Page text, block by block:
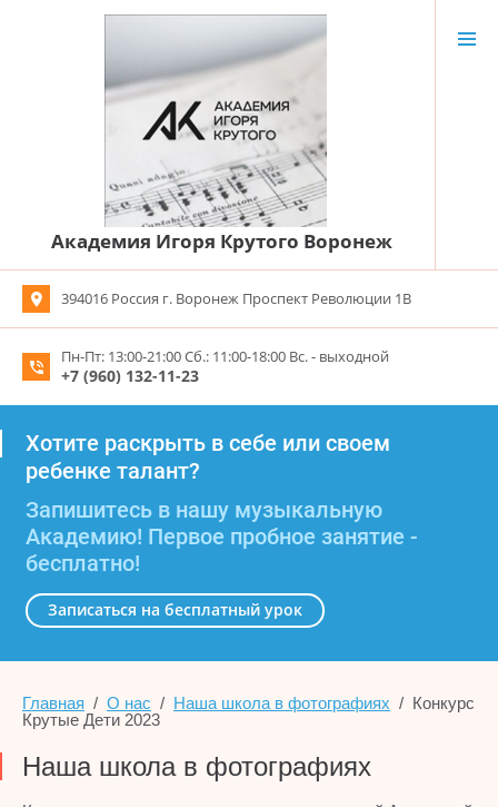
Академия Игоря Крутого Воронеж
394016 Россия г. Воронеж Проспект Революции 1В
Пн-Пт: 13:00-21:00 Сб.: 11:00-18:00 Вс. - выходной
+7 (960) 132-11-23
Хотите раскрыть в себе или своем
ребенке талант?
Запишитесь в нашу музыкальную
Академию! Первое пробное занятие -
бесплатно!
Записаться на бесплатный урок
Главная / О нас / Наша школа в фотографиях /  Конкурс
Крутые Дети 2023
Наша школа в фотографиях